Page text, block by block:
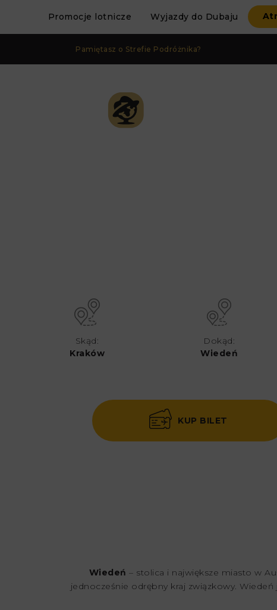
Promocje lotnicze Wyjazdy do Dubaju
Pamiętasz o Strefie Podróżnika?
Skąd:
Kraków
Dokąd:
Wiedeń
KUP BILET
Wiedeń – stolica i największe miasto w
jednocześnie odrębny kraj związkowy.